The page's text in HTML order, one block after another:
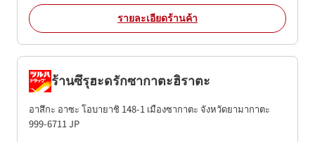
รายละเอียดร้านค้า
ร้านซึรุฮะดรักซากาตะฮิราตะ
อาสึกะ อาซะ โอบายาชิ 148-1 เมืองซากาตะ จังหวัดยามากาตะ
999-6711 JP